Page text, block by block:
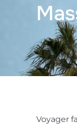
Voyager